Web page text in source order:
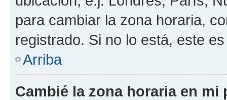
para cambiar la zona horaria,
registrado. Si no lo está, este
Arriba
Cambié la zona horaria en